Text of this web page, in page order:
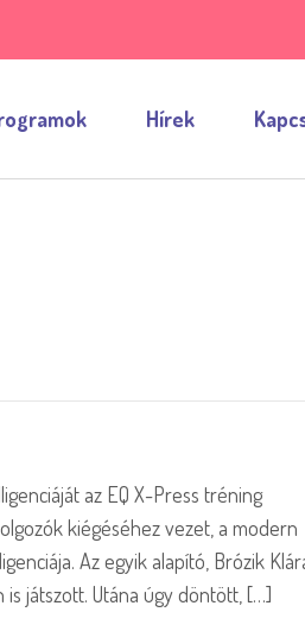
Hírek
az EQ X-Press tréning
kiégéséhez vezet, a modern
Az egyik alapító, Brózik
játszott. Utána úgy döntött, […]